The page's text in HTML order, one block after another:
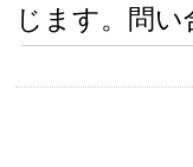
じます。問